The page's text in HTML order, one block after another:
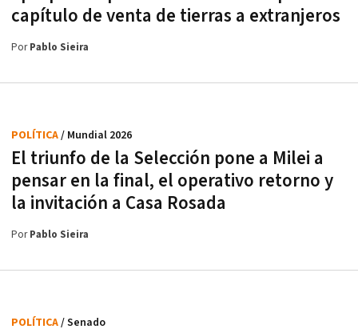
capítulo de venta de tierras a extranjeros
PorPablo Sieira
El triunfo de la Selección pone a Milei a
pensar en la final, el operativo retorno y
la invitación a Casa Rosada
POLÍTICA/ Mundial 2026
PorPablo Sieira
POLÍTICA/ Senado